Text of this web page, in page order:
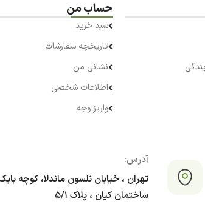
حساب من
سبد خرید
تاریخچه سفارشات
نشانی من
اطلاعات شخصی
واریز وجه
آدرس:
تهران ، خیابان نلسون ماندلا، کوچه
ساختمان کیان ، پلاک ۵/۱